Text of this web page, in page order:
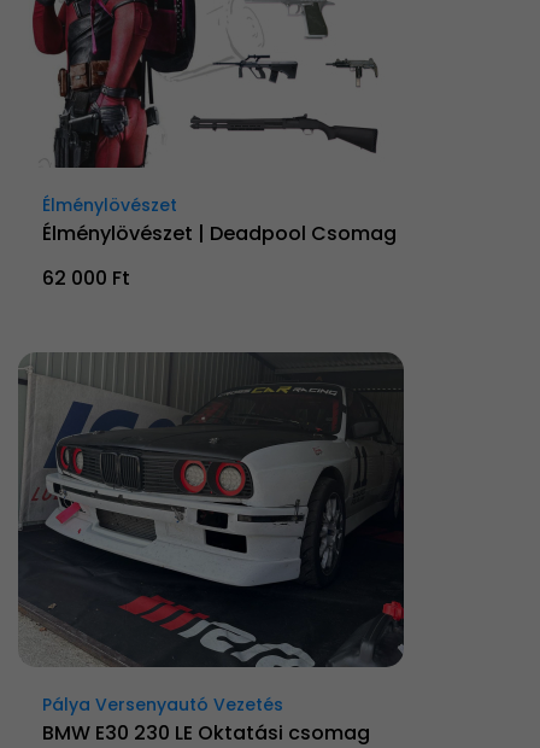
Élménylövészet
Élménylövészet | Deadpool Csomag
62 000 Ft
Pálya Versenyautó Vezetés
BMW E30 230 LE Oktatási csomag